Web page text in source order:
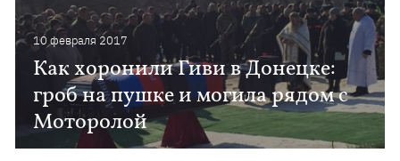
10 февраля 2017
Как хоронили Гиви в Донецке:
гроб на пушке и могила рядом с
Моторолой